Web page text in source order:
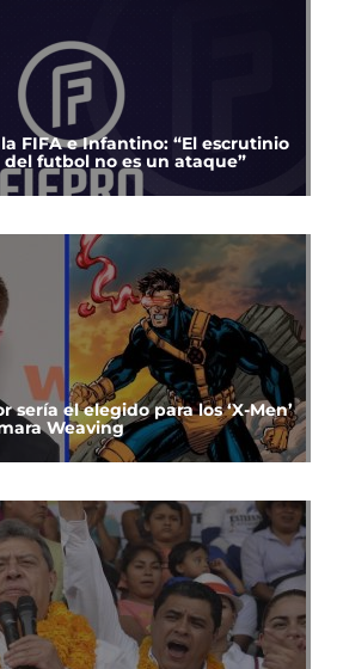
FIFA e Infantino: “El escrutinio
futbol no es un ataque”
sería el elegido para los ‘X-Men’
Weaving